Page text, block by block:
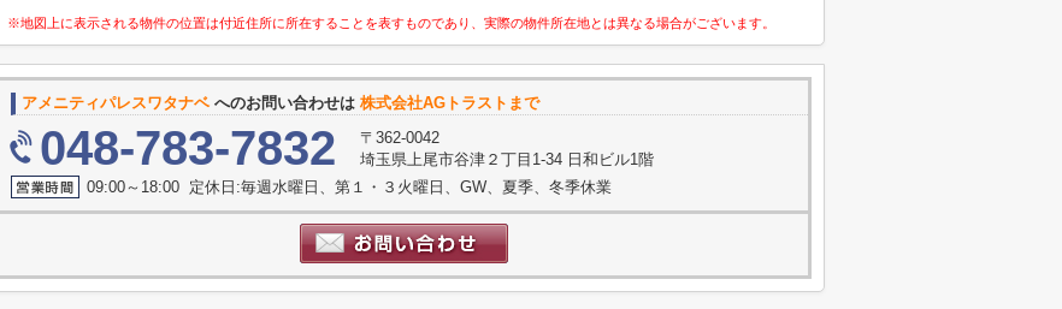
※地図上に表示される物件の位置は付近住所に所在することを表すものであり、実際の物件所在地とは異なる場合がございます。
アメニティパレスワタナベ へのお問い合わせは 株式会社AGトラストまで
048-783-7832
〒362-0042
埼玉県上尾市谷津２丁目1-34 日和ビル1階
09:00～18:00 定休日:毎週水曜日、第１・３火曜日、GW、夏季、冬季休業